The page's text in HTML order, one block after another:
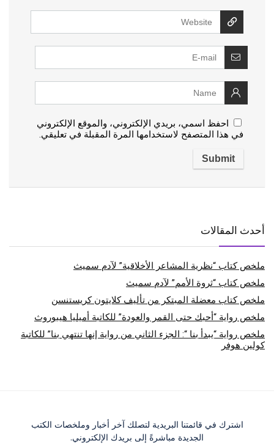
احفظ اسمي، بريدي الإلكتروني، والموقع الإلكتروني
في هذا المتصفح لاستخدامها المرة المقبلة في تعليقي.
أحدث المقالات
ملخص كتاب “نظرية المشاعر الأخلاقية” لآدم سميث
ملخص كتاب “ثروة الأمم” لآدم سميث
ملخص كتاب معضلة المبتكر من تأليف كلايتون كريستنسن
ملخص رواية “أحبك حتى القمر والعودة” للكاتبة أميليا هيبوروث
ملخص رواية “يبدأ بنا “: الجزء الثاني من رواية إنها تنتهي بنا” للكاتبة
كولين هوفر
اشترك في قائمتنا البريدية لتصلك آخر أخبار وملخصات الكتب
الجديدة مباشرةً إلى بريدك الإلكتروني.